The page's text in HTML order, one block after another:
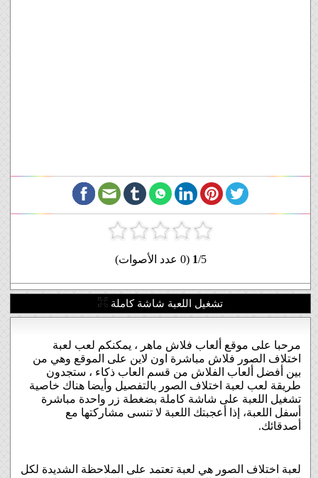
1/5 (0 عدد الأصوات)
تشغيل اللعبة شاشة كاملة
مرحبا على موقع ألعاب فلاش ماهر ، يمكنكم لعب لعبة
اختلاف الصور فلاش مباشرة اون لاين على الموقع وهي من
بين أفضل ألعاب الفلاش من قسم العاب ذكاء ، ستجدون
طريقة لعب لعبة اختلاف الصور بالتفصيل وأيضا هناك خاصية
تشغيل اللعبة على شاشة كاملة بضغطة زر واحدة مباشرة
أسفل اللعبة، إذا أعجبتك اللعبة لا تنسى مشاركتها مع
أصدقائك.
لعبة اختلاف الصور هي لعبة تعتمد على الملاحظة الشديدة لكل